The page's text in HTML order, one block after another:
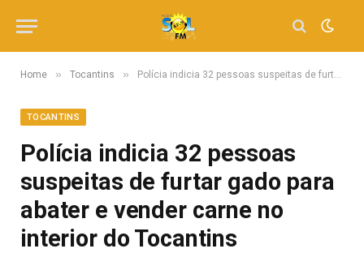
Home » Tocantins » Polícia indicia 32 pessoas suspeitas de furtar gado para abater e vender carne no interior do Tocantins
TOCANTINS
Polícia indicia 32 pessoas
suspeitas de furtar gado para
abater e vender carne no
interior do Tocantins